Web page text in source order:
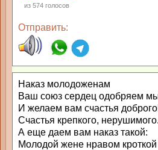
из 574 голосов
Отправить:
Наказ молодоженам
Ваш союз сердец одобряем
И желаем вам счастья
Счастья крепкого, нерушимого.
А еще даем вам наказ такой:
Молодой жене нравом